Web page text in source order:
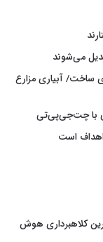
می‌شوند
ساخت/ آبیاری مزارع
با چت‌جی‌پی‌تی
است
کلاهبرداری هوش